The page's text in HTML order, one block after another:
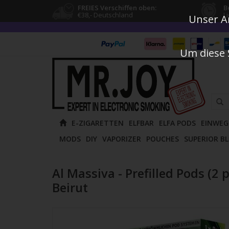
FREIES Verschiffen oben:
€38,- Deutschland
die
Pfeile
und
E-ZIGARETTEN ELFBAR ELFA PODS
MODS DIY VAPORIZER POUCHES SUPERIOR
Al Massiva - Prefilled Pods (2
Beirut
Unser
Um diese